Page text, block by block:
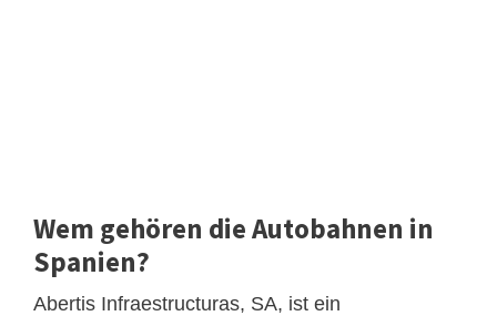
Wem gehören die Autobahnen in
Spanien?
Abertis Infraestructuras, SA, ist ein